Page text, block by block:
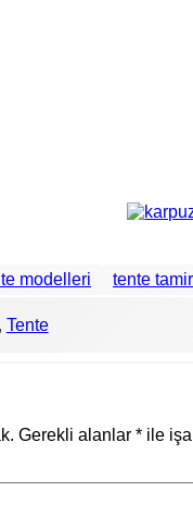
modelleri tente
, Tente
Gerekli alanlar * ile